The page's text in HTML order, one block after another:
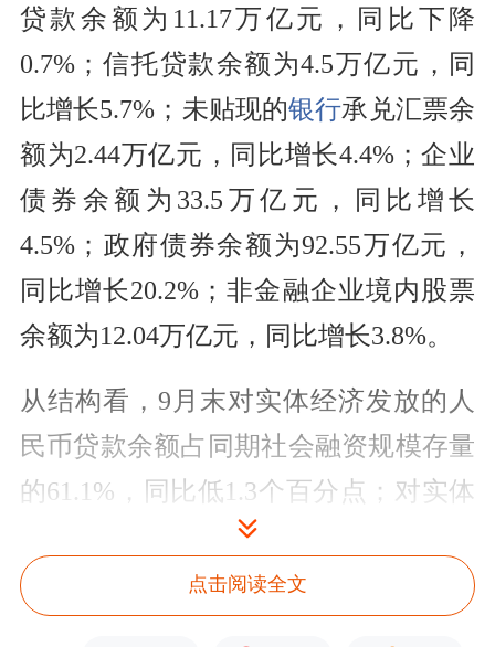
贷款余额为11.17万亿元，同比下降
0.7%；信托贷款余额为4.5万亿元，同
比增长5.7%；未贴现的银行承兑汇票余
额为2.44万亿元，同比增长4.4%；企业
债券余额为33.5万亿元，同比增长
4.5%；政府债券余额为92.55万亿元，
同比增长20.2%；非金融企业境内股票
余额为12.04万亿元，同比增长3.8%。
从结构看，9月末对实体经济发放的人
民币贷款余额占同期社会融资规模存量
的61.1%，同比低1.3个百分点；对实体
经济发放的外币贷款折合人民币余额占
比0.3%，同比低0.1个百分点；委托贷
点击阅读全文